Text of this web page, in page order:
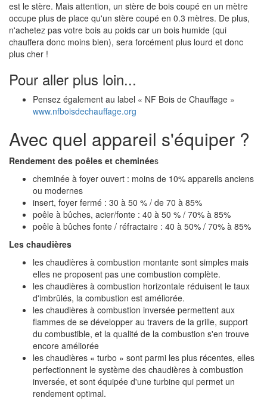
est le stère. Mais attention, un stère de bois coupé en un mètre
occupe plus de place qu'un stère coupé en 0.3 mètres. De plus,
n'achetez pas votre bois au poids car un bois humide (qui
chauffera donc moins bien), sera forcément plus lourd et donc
plus cher !
Pour aller plus loin...
Pensez également au label « NF Bois de Chauffage »
www.nfboisdechauffage.org
Avec quel appareil s'équiper ?
Rendement des poêles et cheminées
cheminée à foyer ouvert : moins de 10% appareils anciens
ou modernes
insert, foyer fermé : 30 à 50 % / de 70 à 85%
poêle à bûches, acier/fonte : 40 à 50 % / 70% à 85%
poêle à bûches fonte / réfractaire : 40 à 50% / 70% à 85%
Les chaudières
les chaudières à combustion montante sont simples mais
elles ne proposent pas une combustion complète.
les chaudières à combustion horizontale réduisent le taux
d'imbrûlés, la combustion est améliorée.
les chaudières à combustion inversée permettent aux
flammes de se développer au travers de la grille, support
du combustible, et la qualité de la combustion s'en trouve
encore améliorée
les chaudières « turbo » sont parmi les plus récentes, elles
perfectionnent le système des chaudières à combustion
inversée, et sont équipée d'une turbine qui permet un
rendement optimal.